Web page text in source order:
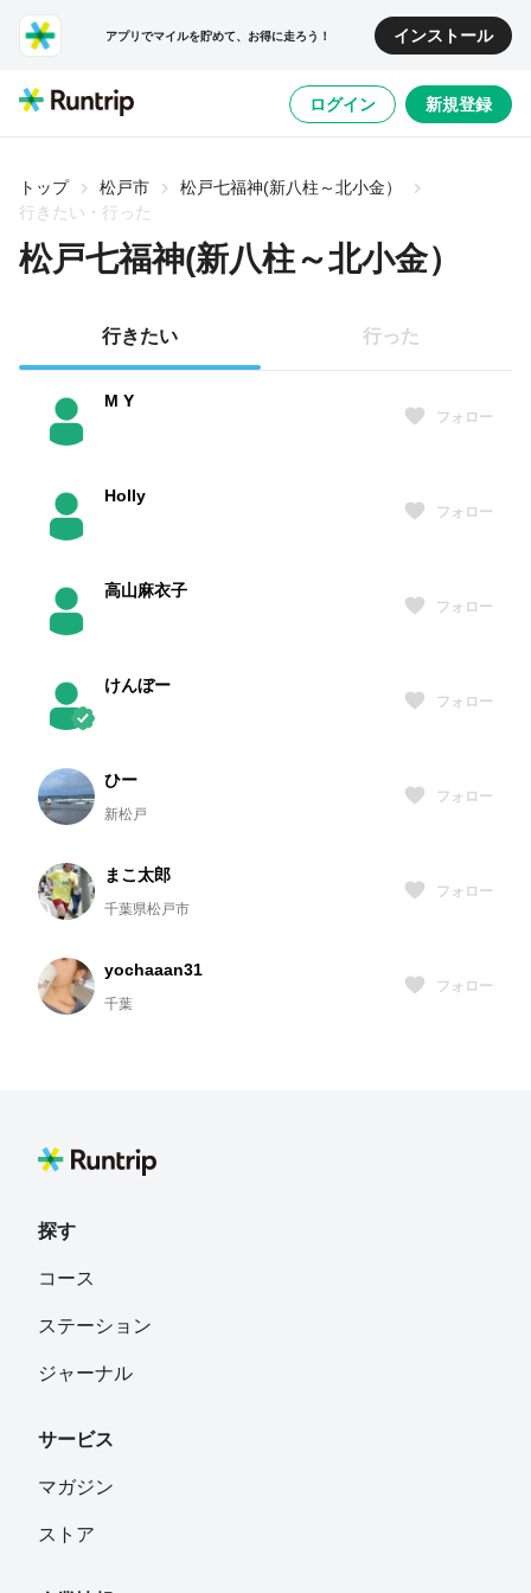
アプリでマイルを貯めて、お得に走ろう！ インストール
ログイン 新規登録
トップ 松戸市
松戸七福神(新八柱～北小金）
行きたい・行った
松戸七福神(新八柱～北小金）
行きたい 行った
M Y
フォロー
Holly
フォロー
高山麻衣子
フォロー
けんぼー
フォロー
ひー
新松戸
フォロー
まこ太郎
千葉県松戸市
フォロー
yochaaan31
千葉
フォロー
探す
コース
ステーション
ジャーナル
サービス
マガジン
ストア